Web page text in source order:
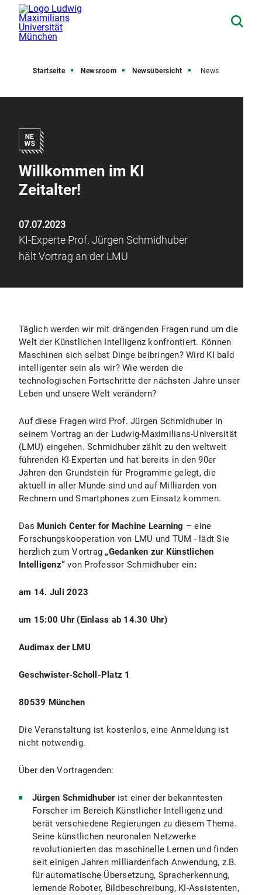
Startseite Newsroom Newsübersicht News
Willkommen im KI
Zeitalter!
07.07.2023
KI-Experte Prof. Jürgen Schmidhuber
hält Vortrag an der LMU
Täglich werden wir mit drängenden Fragen rund um die
Welt der Künstlichen Intelligenz konfrontiert. Können
Maschinen sich selbst Dinge beibringen? Wird KI bald
intelligenter sein als wir? Wie werden die
technologischen Fortschritte der nächsten Jahre unser
Leben und unsere Welt verändern?
Auf diese Fragen wird Prof. Jürgen Schmidhuber in
seinem Vortrag an der Ludwig-Maximilians-Universität
(LMU) eingehen. Schmidhuber zählt zu den weltweit
führenden KI-Experten und hat bereits in den 90er
Jahren den Grundstein für Programme gelegt, die
aktuell in aller Munde sind und auf Milliarden von
Rechnern und Smartphones zum Einsatz kommen.
Das Munich Center for Machine Learning – eine
Forschungskooperation von LMU und TUM - lädt Sie
herzlich zum Vortrag „Gedanken zur Künstlichen
Intelligenz“von Professor Schmidhuber ein:
am 14. Juli 2023
um 15:00 Uhr (Einlass ab 14.30 Uhr)
Audimax der LMU
Geschwister-Scholl-Platz 1
80539 München
Die Veranstaltung ist kostenlos, eine Anmeldung ist
nicht notwendig.
Über den Vortragenden:
Jürgen Schmidhuber ist einer der bekanntesten
Forscher im Bereich Künstlicher Intelligenz und
berät verschiedene Regierungen zu diesem Thema.
Seine künstlichen neuronalen Netzwerke
revolutionierten das maschinelle Lernen und finden
seit einigen Jahren milliardenfach Anwendung, z.B.
für automatische Übersetzung, Spracherkennung,
lernende Roboter, Bildbeschreibung, KI-Assistenten,